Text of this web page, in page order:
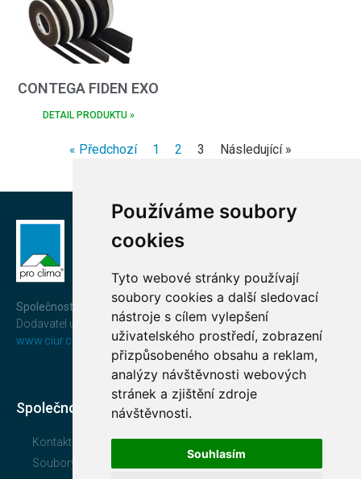
Používáme soubory
cookies
Tyto webové stránky používají
soubory cookies a další sledovací
nástroje s cílem vylepšení
uživatelského prostředí, zobrazení
přizpůsobeného obsahu a reklam,
analýzy návštěvnosti webových
stránek a zjištění zdroje
návštěvnosti.
Souhlasím
CONTEGA FIDEN EXO
DETAIL PRODUKTU »
« Předchozí 1 2 3 Následující »
Společnost CIUR a.s.
Dodavatel uceleného a prověřeného systémupro clima®
www.ciur.cz
Společnost
Kontakt
Soubory ke stažení